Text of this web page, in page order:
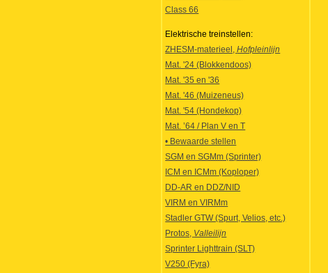
Class 66
Elektrische treinstellen:
ZHESM-materieel,Hofpleinlijn
Mat. '24 (Blokkendoos)
Mat. '35 en '36
Mat. '46 (Muizeneus)
Mat. '54 (Hondekop)
Mat. ’64 / Plan V en T
• Bewaarde stellen
SGM en SGMm (Sprinter)
ICM en ICMm (Koploper)
DD-AR en DDZ/NID
VIRM en VIRMm
Stadler GTW (Spurt, Velios, etc.)
Protos, Valleilijn
Sprinter Lighttrain (SLT)
V250 (Fyra)